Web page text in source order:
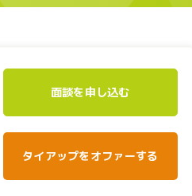
面談を申し込む
タイアップをオファーする